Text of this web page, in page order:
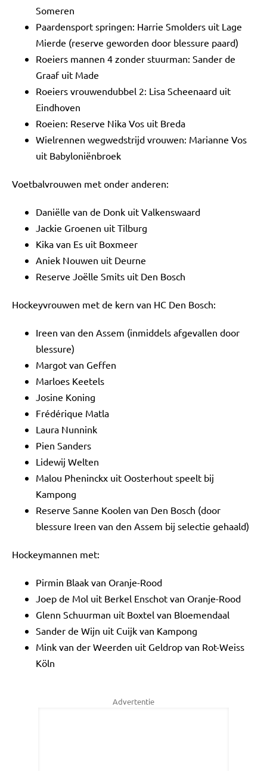
Someren
Paardensport springen: Harrie Smolders uit Lage
Mierde (reserve geworden door blessure paard)
Roeiers mannen 4 zonder stuurman: Sander de
Graaf uit Made
Roeiers vrouwendubbel 2: Lisa Scheenaard uit
Eindhoven
Roeien: Reserve Nika Vos uit Breda
Wielrennen wegwedstrijd vrouwen: Marianne Vos
uit Babyloniënbroek
Voetbalvrouwen met onder anderen:
Daniëlle van de Donk uit Valkenswaard
Jackie Groenen uit Tilburg
Kika van Es uit Boxmeer
Aniek Nouwen uit Deurne
Reserve Joëlle Smits uit Den Bosch
Hockeyvrouwen met de kern van HC Den Bosch:
Ireen van den Assem (inmiddels afgevallen door
blessure)
Margot van Geffen
Marloes Keetels
Josine Koning
Frédérique Matla
Laura Nunnink
Pien Sanders
Lidewij Welten
Malou Pheninckx uit Oosterhout speelt bij
Kampong
Reserve Sanne Koolen van Den Bosch (door
blessure Ireen van den Assem bij selectie gehaald)
Hockeymannen met:
Pirmin Blaak van Oranje-Rood
Joep de Mol uit Berkel Enschot van Oranje-Rood
Glenn Schuurman uit Boxtel van Bloemendaal
Sander de Wijn uit Cuijk van Kampong
Mink van der Weerden uit Geldrop van Rot-Weiss
Köln
Advertentie